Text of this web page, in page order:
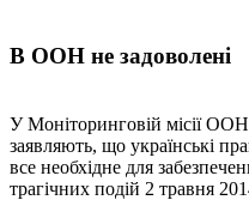
В ООН не задоволені
У Моніторинговій місії
заявляють, що українські
все необхідне для
трагічних подій 2 травня